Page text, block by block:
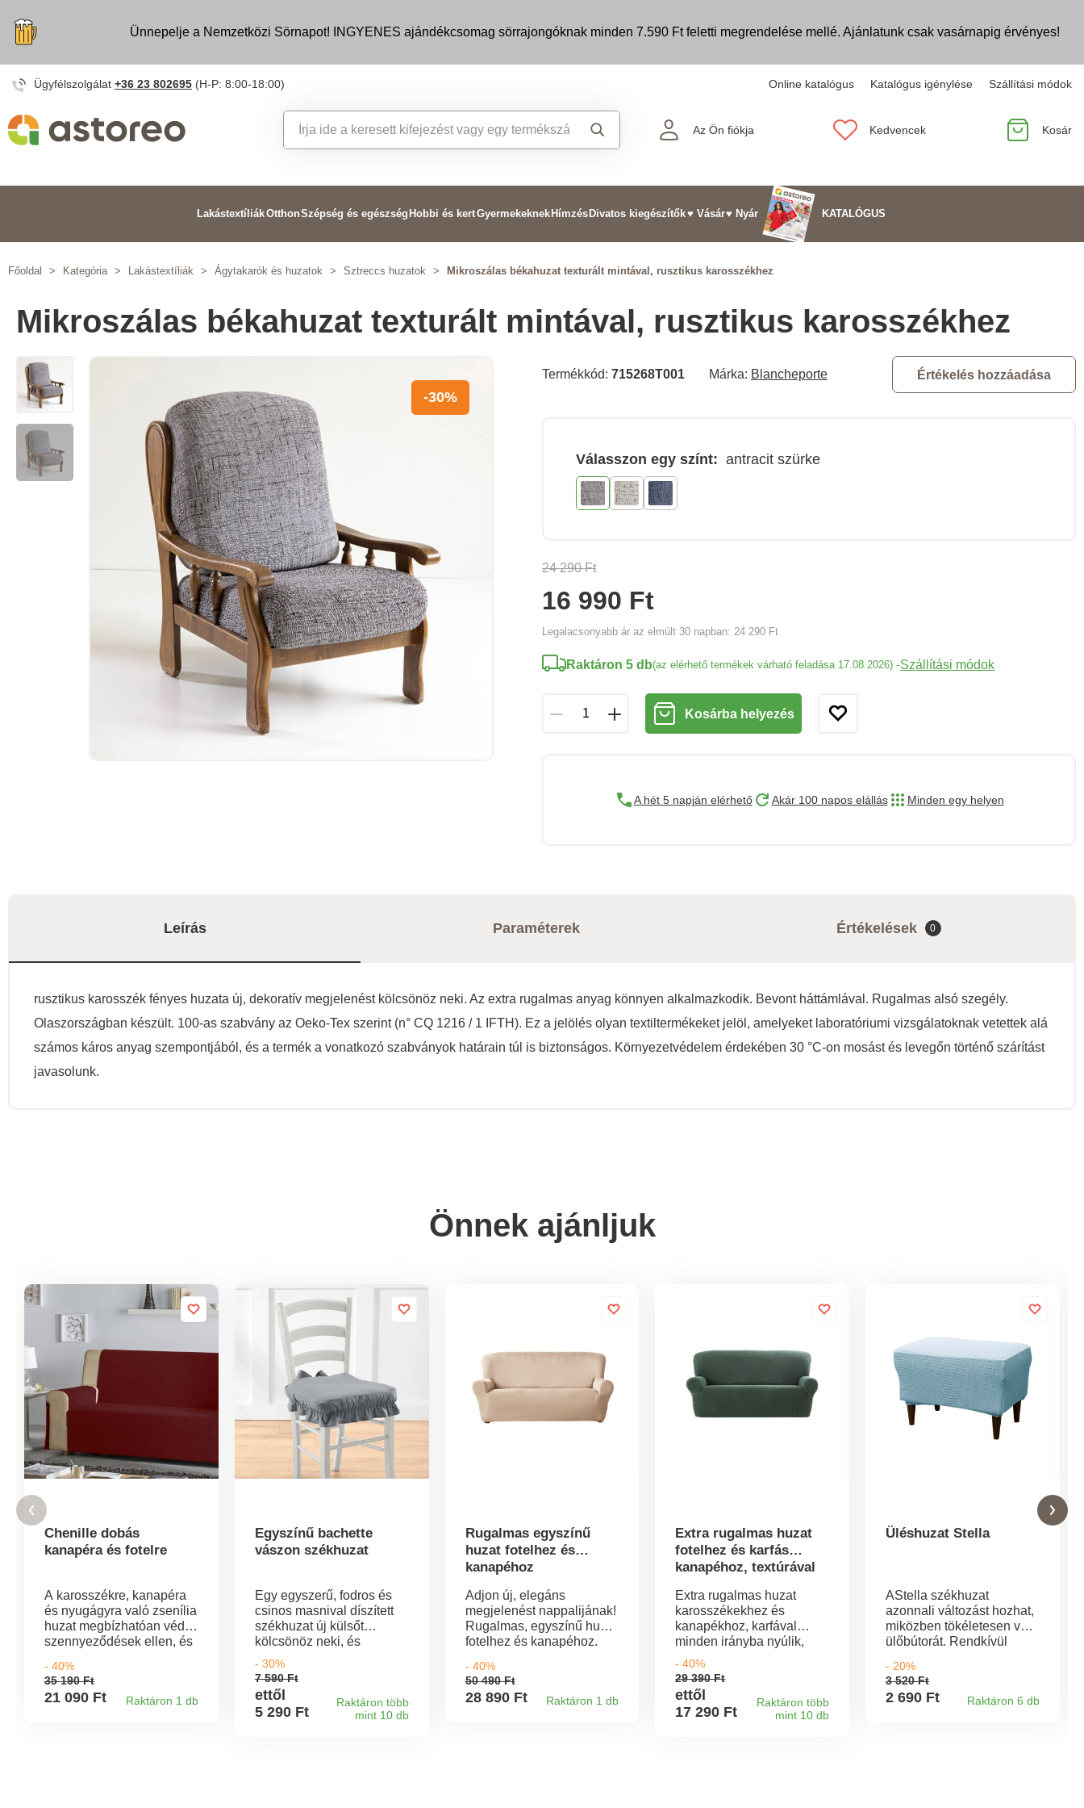
Ünnepelje a Nemzetközi Sörnapot! INGYENES ajándékcsomag sörrajongóknak minden 7.590 Ft feletti megrendelése mellé. Ajánlatunk csak vasárnapig érvényes!
Ügyfélszolgálat +36 23 802695 (H-P: 8:00-18:00) Online katalógus Katalógus igénylése Szállítási módok
Az Ön fiókja Kedvencek Kosár
LakástextíliákOtthonSzépség és egészség Hobbi és kertGyermekeknek Hímzés Divatos kiegészítők♥ Vásár♥ Nyár KATALÓGUS
Főoldal > Kategória > Lakástextíliák > Ágytakarók és huzatok > Sztreccs huzatok > Mikroszálas békahuzat texturált mintával, rusztikus karosszékhez
Mikroszálas békahuzat texturált mintával, rusztikus karosszékhez
-30%
Termékkód: 715268T001 Márka: Blancheporte Értékelés hozzáadása
Válasszon egy színt: antracit szürke
24 290 Ft
16 990 Ft
Legalacsonyabb ár az elmúlt 30 napban: 24 290 Ft
Raktáron 5 db(az elérhető termékek várható feladása 17.08.2026) -Szállítási módok
Kosárba helyezés
A hét 5 napján elérhető Akár 100 napos elállás Minden egy helyen
Leírás Paraméterek Értékelések 0
rusztikus karosszék fényes huzata új, dekoratív megjelenést kölcsönöz neki. Az extra rugalmas anyag könnyen alkalmazkodik. Bevont háttámlával. Rugalmas alsó szegély.
Olaszországban készült. 100-as szabvány az Oeko-Tex szerint (n° CQ 1216 / 1 IFTH). Ez a jelölés olyan textiltermékeket jelöl, amelyeket laboratóriumi vizsgálatoknak vetettek alá
számos káros anyag szempontjából, és a termék a vonatkozó szabványok határain túl is biztonságos. Környezetvédelem érdekében 30 °C-on mosást és levegőn történő szárítást
javasolunk.
Önnek ajánljuk
Chenille dobás
kanapéra és fotelre
A karosszékre, kanapéra
és nyugágyra való zsenília
huzat megbízhatóan véd a
szennyeződések ellen, és
megjelenést biztosít.
Zseníliaszövet. Fotelekhez
és karfás kanapéhoz.
- 40%
35 190 Ft
21 090 Ft Raktáron 1 db
Egyszínű bachette
vászon székhuzat
Egy egyszerű, fodros és
csinos masnival díszített
székhuzat új külsőt
kölcsönöz neki, és
megvédi a foltoktól.
Kényelmes és tartós.
Masnival díszített. 100-as
szabvány az Oeko-Tex
szerint (n° CQ 1216 / 1).
- 30%
7 590 Ft
ettől
5 290 Ft
Raktáron több
mint 10 db
Rugalmas egyszínű
huzat fotelhez és
kanapéhoz
Adjon új, elegáns
megjelenést nappalijának!
Rugalmas, egyszínű huzat
fotelhez és kanapéhoz.
személyes kanapékhoz és
karfás fotelekhez. A
környezet védelme
- 40%
50 490 Ft
28 890 Ft Raktáron 1 db
Extra rugalmas huzat
fotelhez és karfás
kanapéhoz, textúrával
Extra rugalmas huzat
karosszékekhez és
kanapékhoz, karfával
minden irányba nyúlik,
praktikus védelmet nyújtva
és második életet lehelve
bútoraiba. Felújít és véd.
Rugalmas szegély.
Karosszékekhez és 2-
- 40%
29 390 Ft
ettől
17 290 Ft
Raktáron több
mint 10 db
Üléshuzat Stella
AStella székhuzat
azonnali változást hozhat,
miközben tökéletesen védi
ülőbútorát. Rendkívül
könnyen beállítható.80%
pamut, 15% poliészter, 5%
elasztán. Olyan
- 20%
3 520 Ft
2 690 Ft Raktáron 6 db